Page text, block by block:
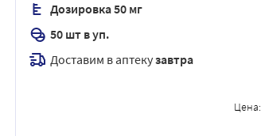
Дозировка 50 мг
50 шт в уп.
Доставим в аптекузавтра
Цена: